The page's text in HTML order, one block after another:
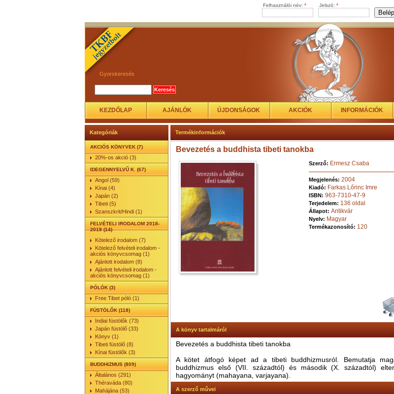
Felhasználói név: * Jelszó: *
Gyorskeresés
KEZDŐLAP AJÁNLÓK ÚJDONSÁGOK AKCIÓK INFORMÁCIÓK
Kategóriák
AKCIÓS KÖNYVEK (7)
20%-os akció (3)
IDEGENNYELVŰ K. (67)
Angol (59)
Kínai (4)
Japán (2)
Tibeti (5)
Szanszkrit/Hindi (1)
FELVÉTELI IRODALOM 2018-
2019 (14)
Kötelező irodalom (7)
Kötelező felvételi irodalom -
akciós könyvcsomag (1)
Ajánlott irodalom (8)
Ajánlott felvételi irodalom -
akciós könyvcsomag (1)
PÓLÓK (3)
Free Tibet póló (1)
FÜSTÖLŐK (118)
Indiai füstölők (73)
Japán füstölő (33)
Könyv (1)
Tibeti füstölő (8)
Kínai füstölők (3)
BUDDHIZMUS (809)
Általános (291)
Théraváda (80)
Mahájána (53)
Termékinformációk
Bevezetés a buddhista tibeti tanokba
Szerző: Ermesz Csaba
Megjelenés: 2004
Kiadó: Farkas Lőrinc Imre
ISBN: 963-7310-47-9
Terjedelem: 136 oldal
Állapot: Antikvár
Nyelv: Magyar
Termékazonosító: 120
A könyv tartalmáról
Bevezetés a buddhista tibeti tanokba
A kötet átfogó képet ad a tibeti buddhizmusról. Bemutatja
buddhizmus első (VII. századtól) és második (X. századtól)
hagyományt (mahayana, varjayana).
A szerző művei